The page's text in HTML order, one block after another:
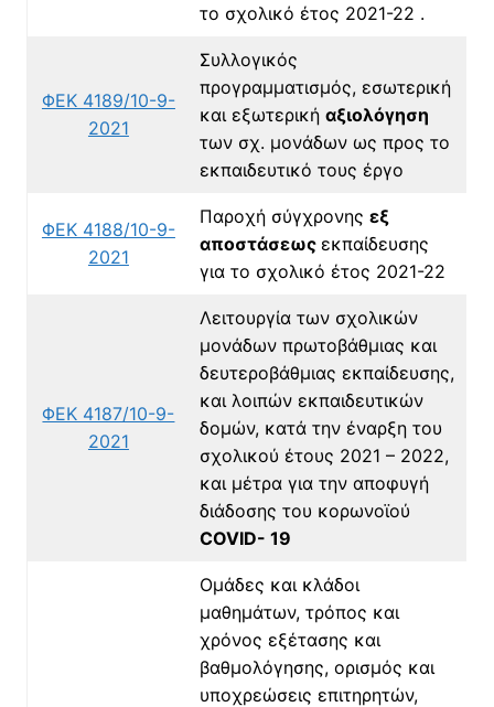
το σχολικό έτος 2021-22 .
ΦΕΚ 4189/10-9-
2021
Συλλογικός
προγραμματισμός, εσωτερική
και εξωτερική αξιολόγηση
των σχ. μονάδων ως προς το
εκπαιδευτικό τους έργο
ΦΕΚ 4188/10-9-
2021
Παροχή σύγχρονης εξ
αποστάσεως εκπαίδευσης
για το σχολικό έτος 2021-22
ΦΕΚ 4187/10-9-
2021
Λειτουργία των σχολικών
μονάδων πρωτοβάθμιας και
δευτεροβάθμιας εκπαίδευσης,
και λοιπών εκπαιδευτικών
δομών, κατά την έναρξη του
σχολικού έτους 2021 – 2022,
και μέτρα για την αποφυγή
διάδοσης του κορωνοϊού
COVID- 19
Ομάδες και κλάδοι
μαθημάτων, τρόπος και
χρόνος εξέτασης και
βαθμολόγησης, ορισμός και
υποχρεώσεις επιτηρητών,